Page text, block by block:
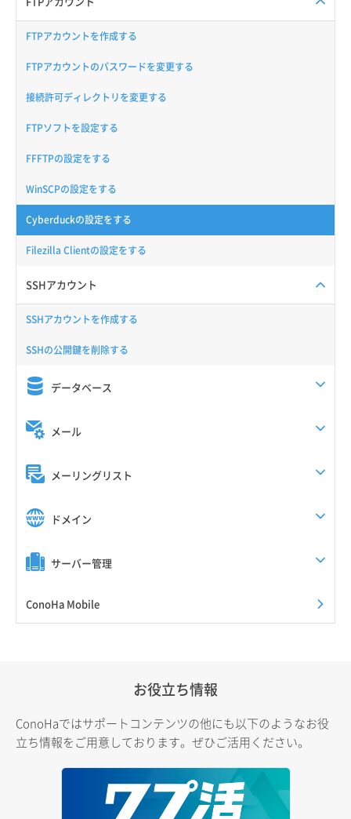
FTPアカウントを作成する
FTPアカウントのパスワードを変更する
接続許可ディレクトリを変更する
FTPソフトを設定する
FFFTPの設定をする
WinSCPの設定をする
Cyberduckの設定をする
Filezilla Clientの設定をする
SSHアカウント
SSHアカウントを作成する
SSHの公開鍵を削除する
データベース
メール
メーリングリスト
ドメイン
サーバー管理
ConoHa Mobile
お役立ち情報
ConoHaではサポートコンテンツの他にも以下のようなお役
立ち情報をご用意しております。ぜひご活用ください。